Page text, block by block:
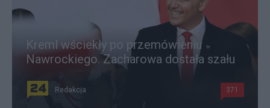
Kreml wściekły po przemówieniu
Nawrockiego. Zacharowa dostała szału
Redakcja 371